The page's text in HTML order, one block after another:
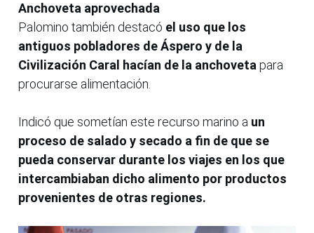
Anchoveta aprovechada
Palomino también destacó el uso que los
antiguos pobladores de Áspero y de la
Civilización Caral hacían de la anchoveta para
procurarse alimentación.
Indicó que sometían este recurso marino a un
proceso de salado y secado a fin de que se
pueda conservar durante los viajes en los que
intercambiaban dicho alimento por productos
provenientes de otras regiones.